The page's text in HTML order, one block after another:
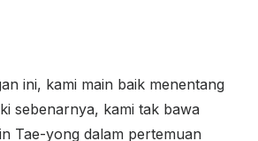
ini, kami main baik menentang
sebenarnya, kami tak bawa
Tae-yong dalam pertemuan